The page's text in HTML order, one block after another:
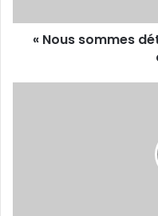
qualif
« Nous sommes